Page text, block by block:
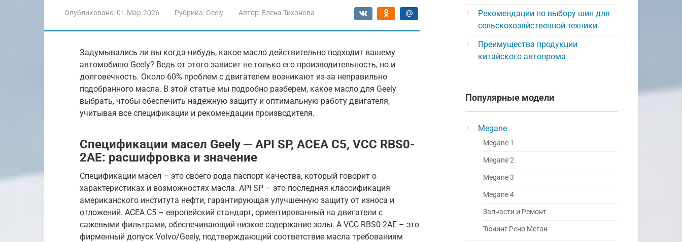
Опубликовано: 01.Мар.2026 Рубрика: Geely Автор: Елена Тихонова
Задумывались ли вы когда-нибудь, какое масло действительно подходит вашему
автомобилю Geely? Ведь от этого зависит не только его производительность, но и
долговечность. Около 60% проблем с двигателем возникают из-за неправильно
подобранного масла. В этой статье мы подробно разберем, какое масло для Geely
выбрать, чтобы обеспечить надежную защиту и оптимальную работу двигателя,
учитывая все спецификации и рекомендации производителя.
Спецификации масел Geely ─ API SP, ACEA C5, VCC RBS0-
2AE: расшифровка и значение
Спецификации масел – это своего рода паспорт качества, который говорит о
характеристиках и возможностях масла. API SP – это последняя классификация
американского института нефти, гарантирующая улучшенную защиту от износа и
отложений. ACEA C5 – европейский стандарт, ориентированный на двигатели с
сажевыми фильтрами, обеспечивающий низкое содержание золы. А VCC RBS0-2AE – это
фирменный допуск Volvo/Geely, подтверждающий соответствие масла требованиям
Рекомендации по выбору шин для
сельскохозяйственной техники
Преимущества продукции
китайского автопрома
Популярные модели
Megane
Megane 1
Megane 2
Megane 3
Megane 4
Запчасти и Ремонт
Тюнинг Рено Меган